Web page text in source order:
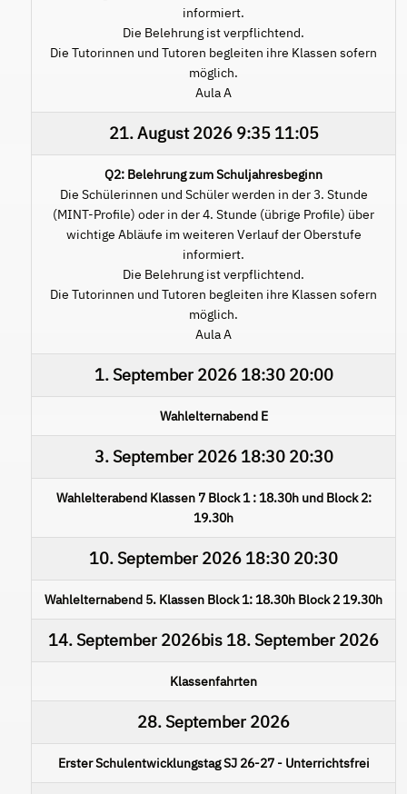
informiert.
Die Belehrung ist verpflichtend.
Die Tutorinnen und Tutoren begleiten ihre Klassen sofern
möglich.
Aula A
21. August 20269:35 11:05
Q2: Belehrung zum Schuljahresbeginn
Die Schülerinnen und Schüler werden in der 3. Stunde
(MINT-Profile) oder in der 4. Stunde (übrige Profile) über
wichtige Abläufe im weiteren Verlauf der Oberstufe
informiert.
Die Belehrung ist verpflichtend.
Die Tutorinnen und Tutoren begleiten ihre Klassen sofern
möglich.
Aula A
1. September 202618:30 20:00
Wahlelternabend E
3. September 202618:30 20:30
Wahlelterabend Klassen 7 Block 1 : 18.30h und Block 2:
19.30h
10. September 2026 18:30 20:30
Wahlelternabend 5. Klassen Block 1: 18.30h Block 2 19.30h
14. September 2026bis 18. September 2026
Klassenfahrten
28. September 2026
Erster Schulentwicklungstag SJ 26-27 - Unterrichtsfrei